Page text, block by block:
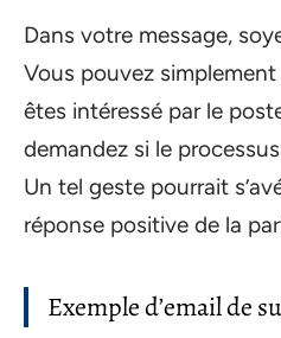
Dans votre message,
Vous pouvez
êtes intéressé par le
demandez si le
Un tel geste pourrait
réponse positive de la
Exemple d’email de